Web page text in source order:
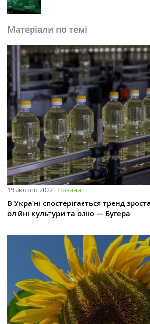
Матеріали по темі
19 лютого 2022 Новини
В Україні спостерігається тренд
олійні культури та олію — Бугера